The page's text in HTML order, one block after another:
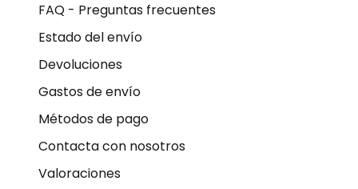
FAQ - Preguntas frecuentes
Estado del envío
Devoluciones
Gastos de envío
Métodos de pago
Contacta con nosotros
Valoraciones